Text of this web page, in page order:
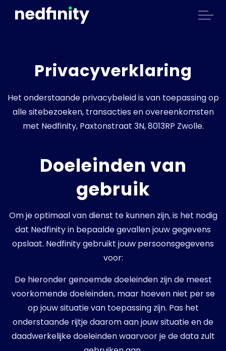
Privacyverklaring
Het onderstaande privacybeleid is van toepassing op
alle sitebezoeken, transacties en overeenkomsten
met Nedfinity, Paxtonstraat 3N, 8013RP Zwolle.
Doeleinden van
gebruik
Om je optimaal van dienst te kunnen zijn, is het nodig
dat Nedfinity in bepaalde gevallen jouw gegevens
opslaat. Nedfinity gebruikt jouw persoonsgegevens
voor:
De hieronder genoemde doeleinden zijn de meest
voorkomende doeleinden, maar hoeven niet per se
op jouw situatie van toepassing zijn. Pas het
onderstaande rijtje daarom aan jouw situatie en de
daadwerkelijke doeleinden waarvoor je de data zult